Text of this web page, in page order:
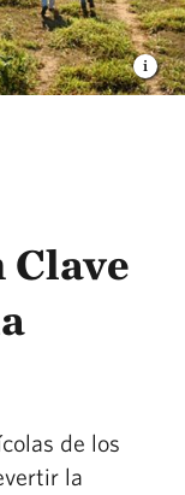
de los
la